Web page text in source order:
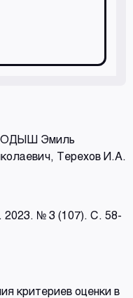
Эмиль
, Терехов И.А.
2023. № 3 (107). С. 58-
критериев оценки в